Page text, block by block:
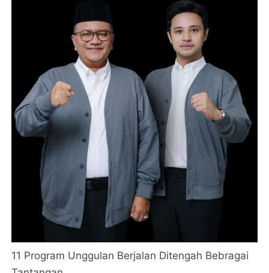
11 Program Unggulan Berjalan Ditengah Bebragai